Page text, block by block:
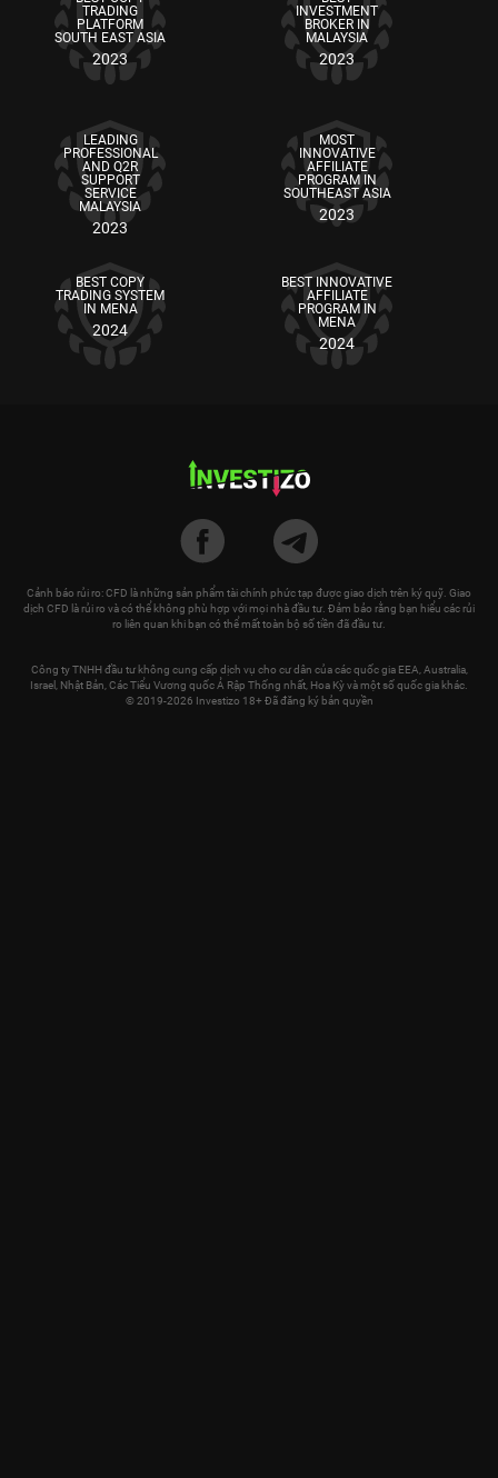
TRADING
PLATFORM
SOUTH EAST ASIA
2023
INVESTMENT
BROKER IN
MALAYSIA
2023
LEADING
PROFESSIONAL
AND Q2R
SUPPORT
SERVICE
MALAYSIA
2023
MOST
INNOVATIVE
AFFILIATE
PROGRAM IN
SOUTHEAST ASIA
2023
BEST COPY
TRADING SYSTEM
IN MENA
2024
BEST INNOVATIVE
AFFILIATE
PROGRAM IN
MENA
2024
Cảnh báo rủi ro: CFD là những sản phẩm tài chính phức tạp được giao dịch trên ký quỹ. Giao
dịch CFD là rủi ro và có thể không phù hợp với mọi nhà đầu tư. Đảm bảo rằng bạn hiểu các rủi
ro liên quan khi bạn có thể mất toàn bộ số tiền đã đầu tư.
Công ty TNHH đầu tư không cung cấp dịch vụ cho cư dân của các quốc gia EEA, Australia,
Israel, Nhật Bản, Các Tiểu Vương quốc Ả Rập Thống nhất, Hoa Kỳ và một số quốc gia khác.
© 2019-2026 Investizo 18+ Đã đăng ký bản quyền